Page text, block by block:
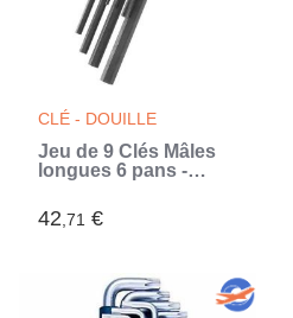
CLÉ - DOUILLE
Jeu de 9 Clés Mâles
longues 6 pans -
83H.JP9APB (Livré
avec support de
42,71 €